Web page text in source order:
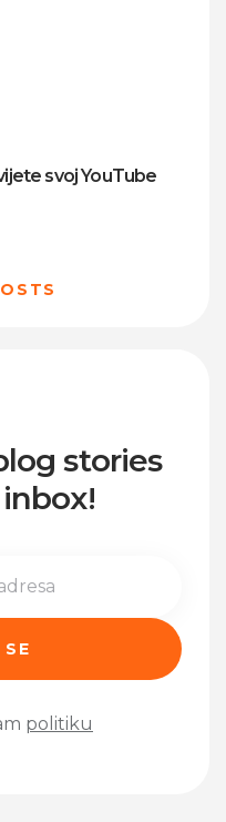
svoj YouTube
stories
politiku